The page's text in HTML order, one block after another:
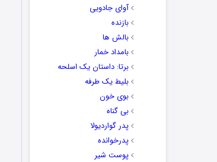
آوای جادویی
بازنده
بالش ها
بامداد خمار
برتا: داستان یک اسلحه
بلیط یک‌‌ طرفه
بوی خون
بی گناه
پدر گواردیولا
پدرخوانده
پوست شیر